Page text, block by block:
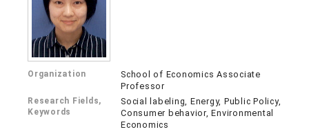
Organization
School of Economics Associate
Professor
Research Fields,
Keywords
Social labeling, Energy, Public Policy,
Consumer behavior, Environmental
Economics